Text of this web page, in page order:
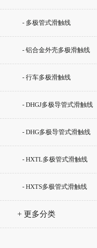
- 多极管式滑触线
- 铝合金外壳多极滑触线
- 行车多极滑触线
- DHGJ多极导管式滑触线
- DHG多极导管式滑触线
- HXTL多极管式滑触线
- HXTS多极管式滑触线
+ 更多分类